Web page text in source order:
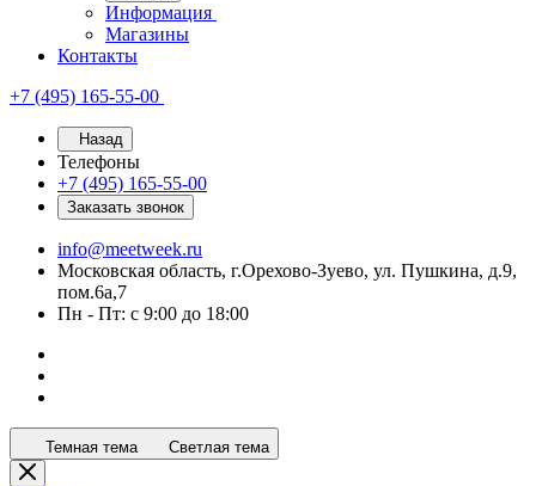
Информация
Магазины
Контакты
+7 (495) 165-55-00
Назад
Телефоны
+7 (495) 165-55-00
Заказать звонок
info@meetweek.ru
Московская область, г.Орехово-Зуево, ул. Пушкина, д.9,
пом.6а,7
Пн - Пт: с 9:00 до 18:00
Темная тема Светлая тема